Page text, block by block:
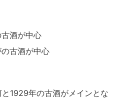
酒が中心
古酒が中心
1929年の古酒がメインとな